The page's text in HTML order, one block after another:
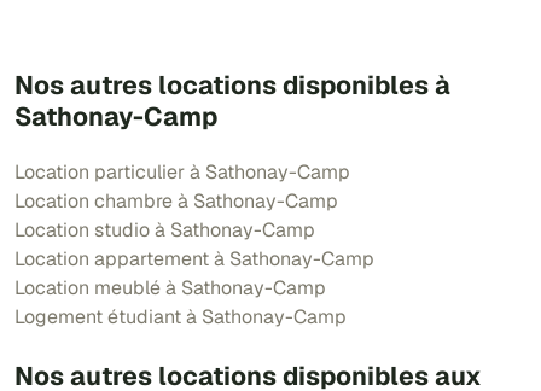
Nos autres locations disponibles à
Sathonay-Camp
Location particulier à Sathonay-Camp
Location chambre à Sathonay-Camp
Location studio à Sathonay-Camp
Location appartement à Sathonay-Camp
Location meublé à Sathonay-Camp
Logement étudiant à Sathonay-Camp
Nos autres locations disponibles aux